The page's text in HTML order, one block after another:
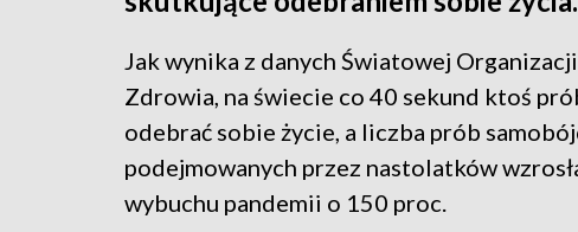
Jak wynika z danych Światowej Organizacji
Zdrowia, na świecie co 40 sekund ktoś
odebrać sobie życie, a liczba prób
podejmowanych przez nastolatków
wybuchu pandemii o 150 proc.